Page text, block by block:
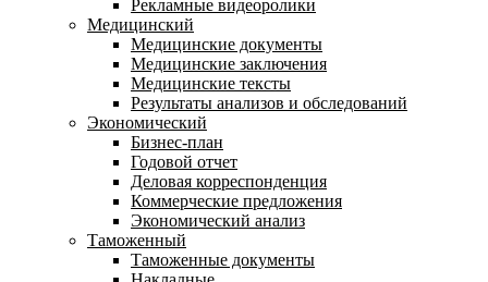
Рекламные видеоролики
Медицинский
Медицинские документы
Медицинские заключения
Медицинские тексты
Результаты анализов и обследований
Экономический
Бизнес-план
Годовой отчет
Деловая корреспонденция
Коммерческие предложения
Экономический анализ
Таможенный
Таможенные документы